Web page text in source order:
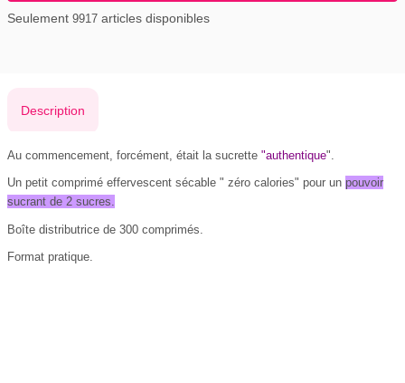
Seulement 9917 articles disponibles
Description
Au commencement, forcément, était la sucrette "authentique".
Un petit comprimé effervescent sécable " zéro calories" pour un pouvoir
sucrant de 2 sucres.
Boîte distributrice de 300 comprimés.
Format pratique.